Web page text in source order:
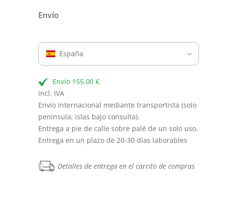
Envío
España
Envío 155.00 €
incl. IVA
Envío internacional mediante transportista (solo
península; islas bajo consulta).
Entrega a pie de calle sobre palé de un solo uso.
Entrega en un plazo de 20-30 días laborables
Detalles de entrega en el carrito de compras